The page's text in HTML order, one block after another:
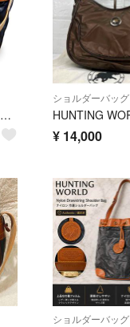
HUNTING WORLD ハンティングワールド ショルダーバッグ メッセンジャーバッグ 肩掛け 斜め掛け ネイビー A4可
ショルダーバッグ
¥ 14,000
ショルダーバッグ